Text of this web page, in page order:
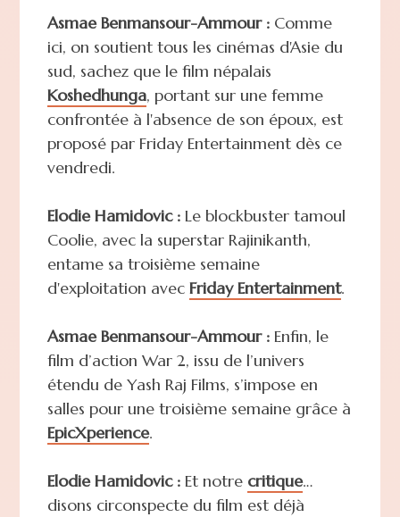
Asmae Benmansour-Ammour :Comme
ici, on soutient tous les cinémas d'Asie du
sud, sachez que le film népalais
Koshedhunga, portant sur une femme
confrontée à l'absence de son époux, est
proposé par Friday Entertainment dès ce
vendredi.
Elodie Hamidovic :Le blockbuster tamoul
Coolie, avec la superstar Rajinikanth,
entame sa troisième semaine
d'exploitation avec Friday Entertainment.
Asmae Benmansour-Ammour :Enfin, le
film d’action War 2, issu de l’univers
étendu de Yash Raj Films, s’impose en
salles pour une troisième semaine grâce à
EpicXperience.
Elodie Hamidovic :Et notre critique…
disons circonspecte du film est déjà